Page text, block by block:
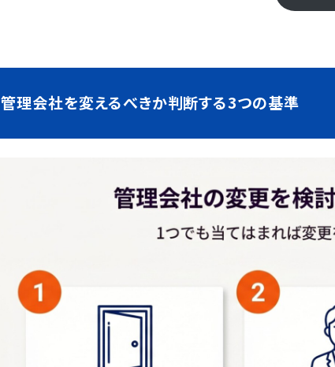
管理会社を変えるべきか判断する3つの基準